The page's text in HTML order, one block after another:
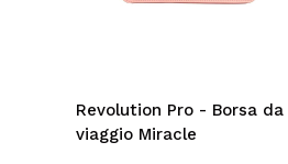
Revolution Pro - Borsa da
viaggio Miracle